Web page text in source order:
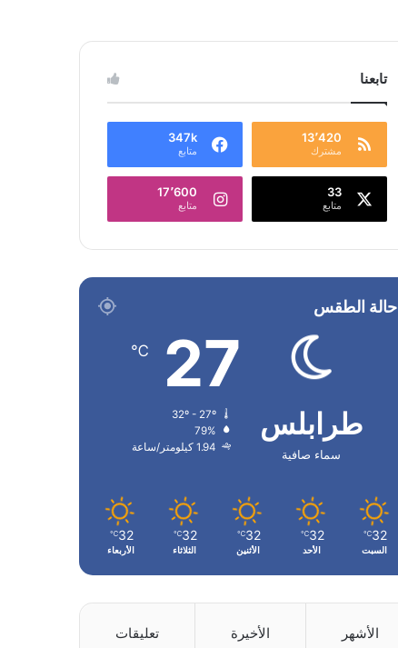
تابعنا
13٬420
مشترك
347k
متابع
33
متابع
17٬600
متابع
حالة الطقس
طرابلس
سماء صافية
27
℃
79%
1.94 كيلومتر/ساعة
32
℃
السبت
32
℃
الأحد
32
℃
الأثنين
32
℃
الثلاثاء
32
℃
الأربعاء
الأشهر الأخيرة تعليقات